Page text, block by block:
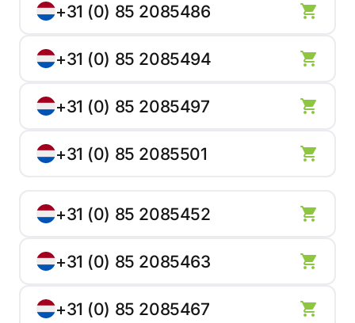
+31 (0) 85 2085486
+31 (0) 85 2085494
+31 (0) 85 2085497
+31 (0) 85 2085501
+31 (0) 85 2085452
+31 (0) 85 2085463
+31 (0) 85 2085467